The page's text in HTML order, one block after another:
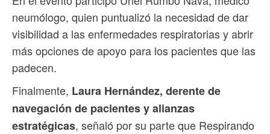
neumólogo, quien puntualizó la necesidad de dar
visibilidad a las enfermedades respiratorias y abrir
más opciones de apoyo para los pacientes que las
padecen.
Finalmente, Laura Hernández, derente de
navegación de pacientes y alianzas
estratégicas, señaló por su parte que Respirando